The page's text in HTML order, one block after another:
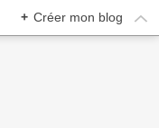
+ Créer mon blog